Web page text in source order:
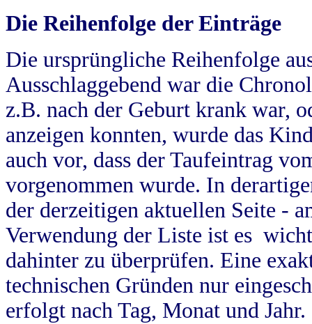
Die Reihenfolge der Einträge
Die ursprüngliche Reihenfolge
Ausschlaggebend war die
z.B. nach der Geburt krank war,
anzeigen konnten, wurde das
auch vor, dass der Taufeintrag
vorgenommen wurde. In
der derzeitigen aktuellen Seite -
Verwendung der Liste ist es
dahinter zu überprüfen. Eine
technischen Gründen nur
erfolgt nach Tag, Monat und Jahr.